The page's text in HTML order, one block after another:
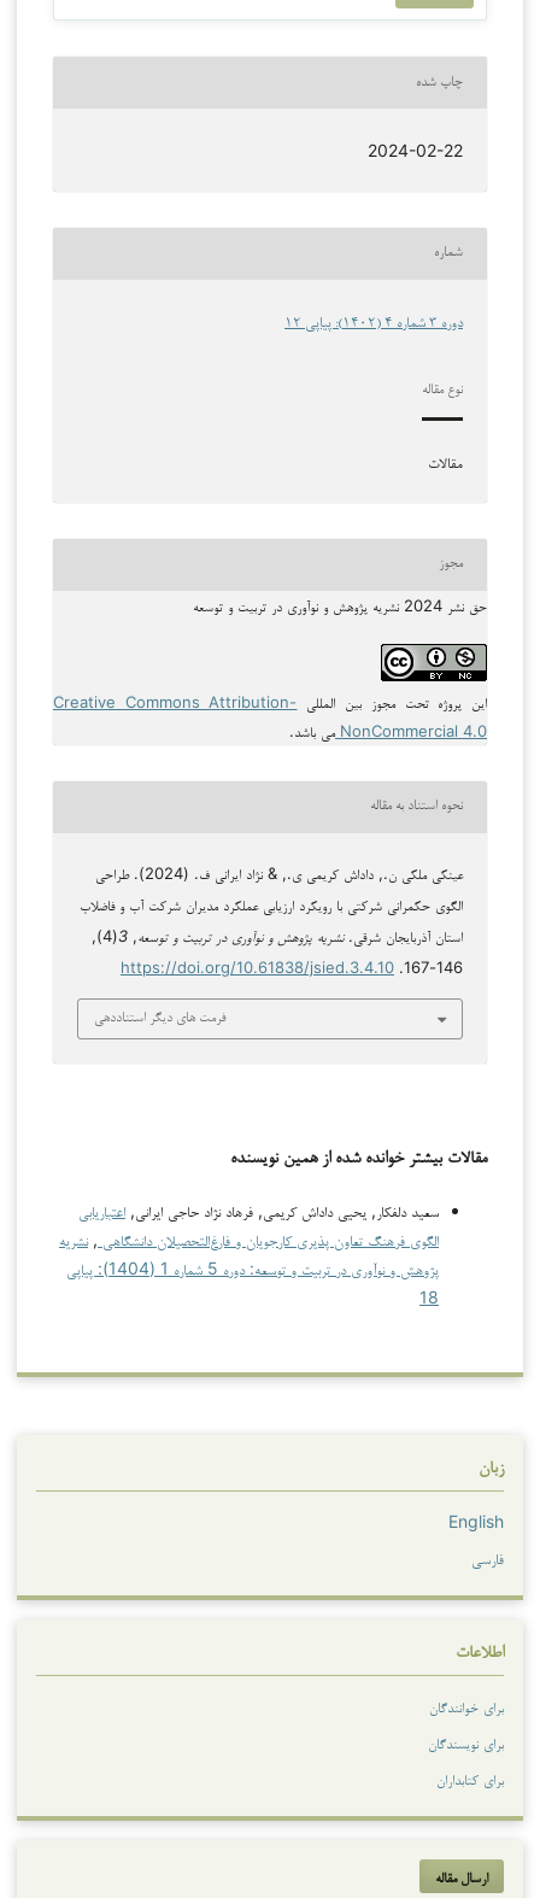
چاپ شده
2024-02-22
شماره
دوره 3 شماره 4 (1402): پیاپی 12
نوع مقاله
مقالات
مجوز
حق نشر 2024 نشریه پژوهش و نوآوری در تربیت و توسعه
این پروژه تحت مجوز بین المللی Creative Commons Attribution-
NonCommercial 4.0 می باشد.
نحوه استناد به مقاله
عینکی ملکی ن., داداش کریمی ی., & نژاد ایرانی ف. (2024). طراحی
الگوی حکمرانی شرکتی با رویکرد ارزیابی عملکرد مدیران شرکت آب و فاضلاب
استان آذربایجان شرقی.نشریه پژوهش و نوآوری در تربیت و توسعه,
3
(4),
146-167.
https://doi.org/10.61838/jsied.3.4.10
فرمت های دیگر استناددهی
مقالات بیشتر خوانده شده از همین نویسنده
سعید دلفکار, یحیی داداش کریمی, فرهاد نژاد حاجی ایرانی, اعتباریابی
الگوی فرهنگ تعاون پذیری کارجویان و فارغ‌التحصیلان دانشگاهی ,نشریه
پژوهش و نوآوری در تربیت و توسعه: دوره 5 شماره 1 (1404): پیاپی
18
زبان
English
فارسی
اطلاعات
برای خوانندگان
برای نویسندگان
برای کتابداران
ارسال مقاله